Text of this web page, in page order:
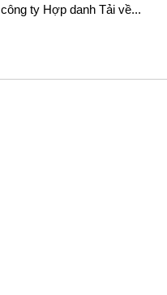
công ty Hợp danh Tải về...